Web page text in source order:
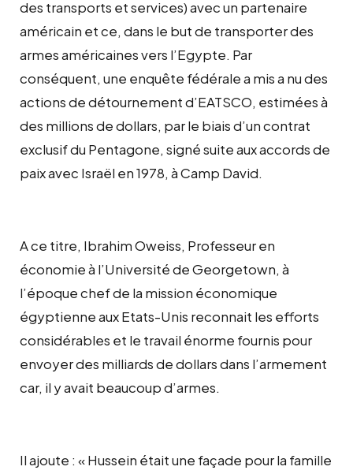
des transports et services) avec un partenaire
américain et ce, dans le but de transporter des
armes américaines vers l’Egypte. Par
conséquent, une enquête fédérale a mis a nu des
actions de détournement d’EATSCO, estimées à
des millions de dollars, par le biais d’un contrat
exclusif du Pentagone, signé suite aux accords de
paix avec Israël en 1978, à Camp David.
A ce titre, Ibrahim Oweiss, Professeur en
économie à l’Université de Georgetown, à
l’époque chef de la mission économique
égyptienne aux Etats-Unis reconnait les efforts
considérables et le travail énorme fournis pour
envoyer des milliards de dollars dans l’armement
car, il y avait beaucoup d’armes.
Il ajoute : « Hussein était une façade pour la famille